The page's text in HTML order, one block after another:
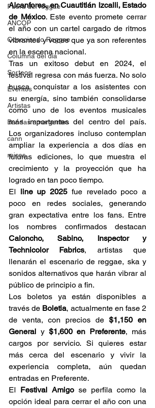
Fuera del reggae
ANCOP
Conociendo Reggae
Columna del día
Sorteos
Eventos
Artistas
Bandas emergentes
cann
raices
Alcanfores, en Cuautitlán Izcalli, Estado
de México. Este evento promete cerrar
el año con un cartel cargado de ritmos
vibrantes y voces que ya son referentes
en la escena nacional.
Tras un exitoso debut en 2024, el
festival regresa con más fuerza. No solo
busca conquistar a los asistentes con
su energía, sino también consolidarse
como uno de los eventos musicales
más importantes del centro del país.
Los organizadores incluso contemplan
ampliar la experiencia a dos días en
futuras ediciones, lo que muestra el
crecimiento y la proyección que ha
logrado en tan poco tiempo.
El line up 2025 fue revelado poco a
poco en redes sociales, generando
gran expectativa entre los fans. Entre
Caloncho, Sabino, Inspector y
Technicolor Fabrics, artistas que
llenarán el escenario de reggae, ska y
sonidos alternativos que harán vibrar al
público de principio a fin.
Los boletos ya están disponibles a
través de Boletia, actualmente en fase 2
de venta, con precios de $1,150 en
General y $1,600 en Preferente, más
cargos por servicio. Si quieres estar
más cerca del escenario y vivir la
experiencia completa, aún quedan
entradas en Preferente.
El Festival Amigo se perfila como la
opción ideal para cerrar el año con una